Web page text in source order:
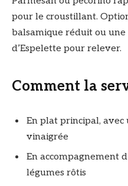
pour le croustillant.
balsamique réduit ou
d’Espelette pour relever.
Comment la
En plat principal, avec
vinaigrée
En accompagnement
légumes rôtis